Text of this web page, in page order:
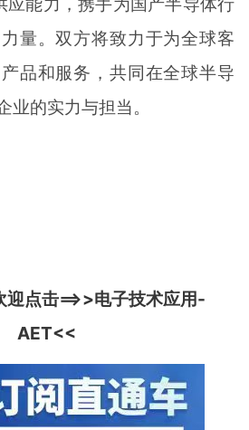
量。双方将致力于为全球客
品和服务，共同在全球半导
业的实力与担当。
点击==>>电子技术应用-
AET<<